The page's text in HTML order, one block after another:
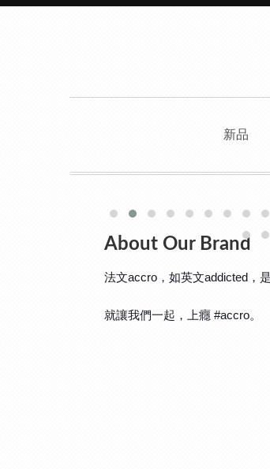
新品
About Our Brand
法文accro，如英文addicted，
就讓我們一起，上癮 #accro。